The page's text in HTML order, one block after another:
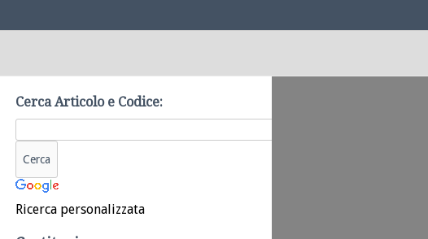
Cerca Articolo e Codice:
Ricerca personalizzata